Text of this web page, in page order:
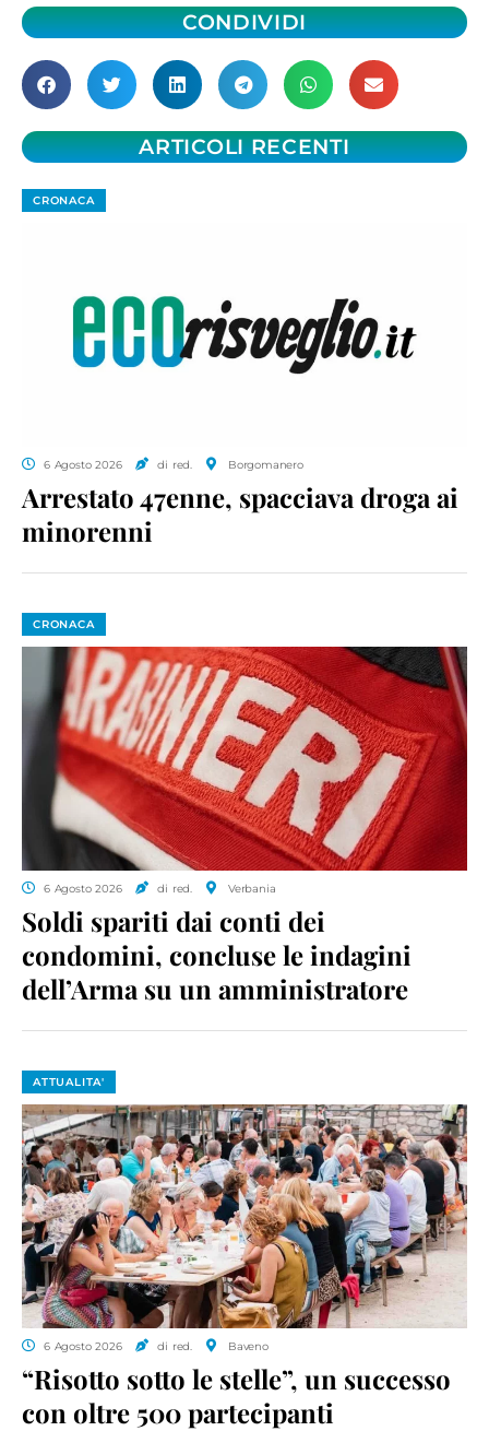
CONDIVIDI
ARTICOLI RECENTI
CRONACA
6 Agosto 2026 di red. Borgomanero
Arrestato 47enne, spacciava droga ai
minorenni
CRONACA
6 Agosto 2026 di red. Verbania
Soldi spariti dai conti dei
condomini, concluse le indagini
dell’Arma su un amministratore
ATTUALITA'
6 Agosto 2026 di red. Baveno
“Risotto sotto le stelle”, un successo
con oltre 500 partecipanti